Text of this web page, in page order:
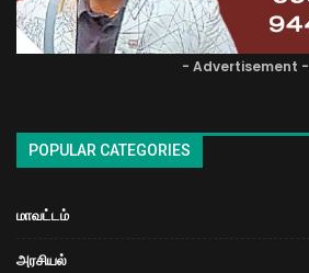
- Advertisement -
POPULAR CATEGORIES
மாவட்டம்
அரசியல்